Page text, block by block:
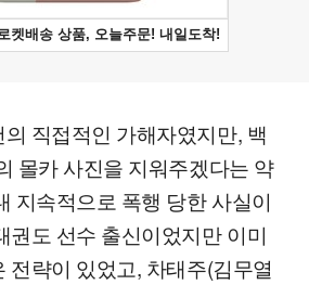
직접적인 가해자였지만, 백
몰카 사진을 지워주겠다는 약
지속적으로 폭행 당한 사실이
권도 선수 출신이었지만 이미
전략이 있었고, 차태주(김무열